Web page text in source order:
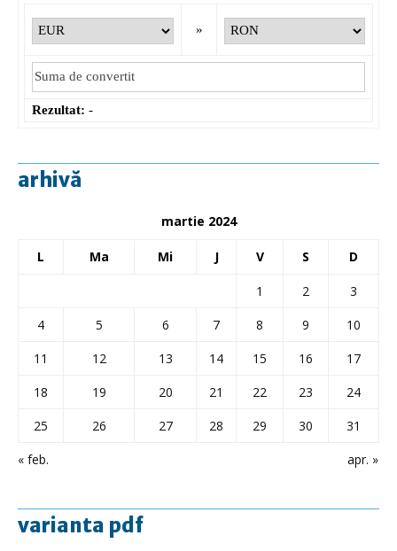
»
Rezultat: -
arhivă
martie 2024
L Ma Mi J V S D
« feb. apr. »
1 2
3
4
5 6 7 8 9
10
11
12 13 14 15 16
17
18
19 20 21 22 23
24
25
26 27 28 29 30 31
varianta pdf